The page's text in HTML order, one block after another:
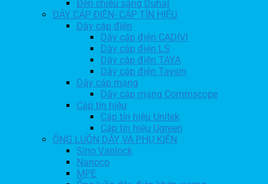
Đèn chiếu sáng Duhal
DÂY CÁP ĐIỆN- CÁP TÍN HIỆU
Dây cáp điện
Dây cáp điện CADIVI
Dây cáp điện LS
Dây cáp điện TAYA
Dây cáp điện Taysin
Dây cáp mạng
Dây cáp mạng Commscope
Cáp tín hiệu
Cáp tín hiệu Unitek
Cáp tín hiệu Ugreen
ỐNG LUỒN DÂY VÀ PHỤ KIỆN
Sino Vanlock
Nanoco
MPE